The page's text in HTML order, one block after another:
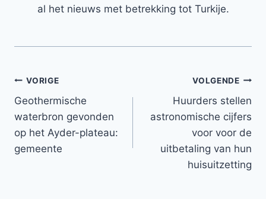
al het nieuws met betrekking tot Turkije.
Bericht
navigatie
VORIGE
Geothermische
waterbron gevonden
op het Ayder-plateau:
gemeente
VOLGENDE
Huurders stellen
astronomische cijfers
voor voor de
uitbetaling van hun
huisuitzetting